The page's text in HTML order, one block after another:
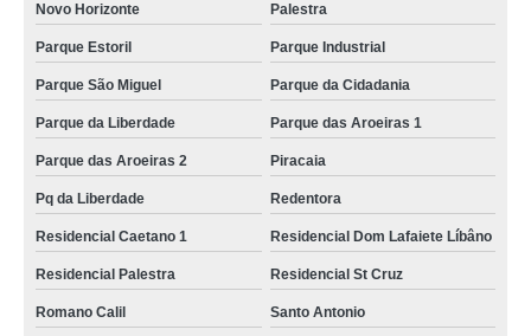
Novo Horizonte Palestra
Parque Estoril Parque Industrial
Parque São Miguel Parque da Cidadania
Parque da Liberdade Parque das Aroeiras 1
Parque das Aroeiras 2 Piracaia
Pq da Liberdade Redentora
Residencial Caetano 1 Residencial Dom Lafaiete Líbâno
Residencial Palestra Residencial St Cruz
Romano Calil Santo Antonio